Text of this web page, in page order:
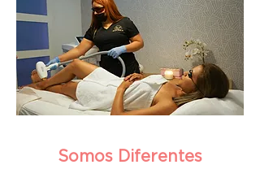
Somos Diferentes